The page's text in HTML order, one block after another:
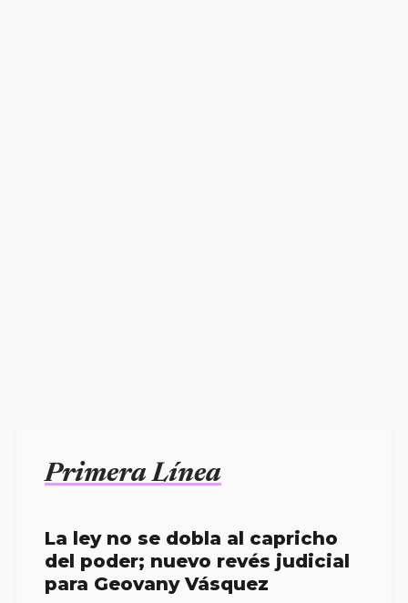
Primera Línea
La ley no se dobla al capricho
del poder; nuevo revés judicial
para Geovany Vásquez